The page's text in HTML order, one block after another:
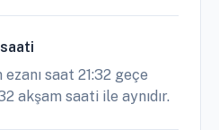
saat 21:32 geçe
akşam saati ile aynıdır.